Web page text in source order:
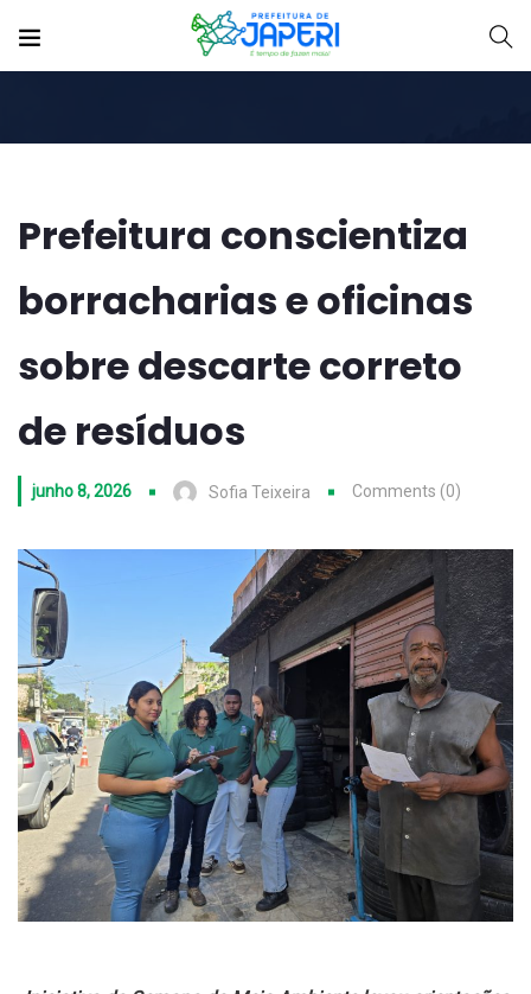
Prefeitura conscientiza
borracharias e oficinas
sobre descarte correto
de resíduos
junho 8, 2026 Sofia Teixeira Comments (0)